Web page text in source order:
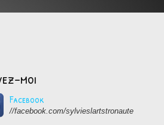
moi
Facebook
//facebook.com/sylvieslartstronaute